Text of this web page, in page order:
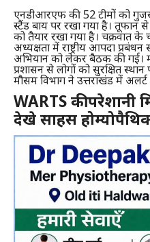
एनडीआरएफ की 52 टीमों को
स्टैंड बाय पर रखा गया है। तूफान
को तैयार रखा गया है। चक्रवात के
अध्यक्षता में राष्ट्रीय आपदा
अभियान को लेकर बैठक की गई।
प्रशासन से लोगों को सुरक्षित
मौसम विभाग ने उत्तराखंड में अलर्ट
WARTS की परेशानी
देखे साहस